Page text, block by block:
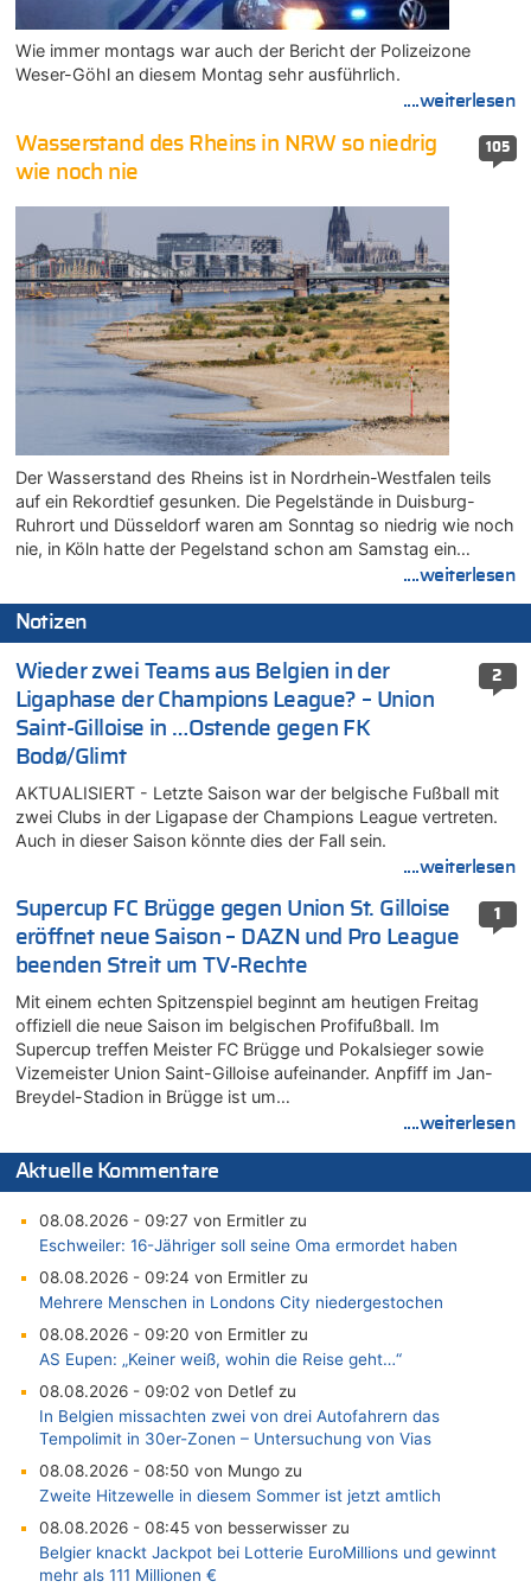
Wie immer montags war auch der Bericht der Polizeizone
Weser-Göhl an diesem Montag sehr ausführlich.
....weiterlesen
105
Wasserstand des Rheins in NRW so niedrig
wie noch nie
Der Wasserstand des Rheins ist in Nordrhein-Westfalen teils
auf ein Rekordtief gesunken. Die Pegelstände in Duisburg-
Ruhrort und Düsseldorf waren am Sonntag so niedrig wie noch
nie, in Köln hatte der Pegelstand schon am Samstag ein…
....weiterlesen
Notizen
2
Wieder zwei Teams aus Belgien in der
Ligaphase der Champions League? – Union
Saint-Gilloise in …Ostende gegen FK
Bodø/Glimt
AKTUALISIERT - Letzte Saison war der belgische Fußball mit
zwei Clubs in der Ligapase der Champions League vertreten.
Auch in dieser Saison könnte dies der Fall sein.
....weiterlesen
1
Supercup FC Brügge gegen Union St. Gilloise
eröffnet neue Saison – DAZN und Pro League
beenden Streit um TV-Rechte
Mit einem echten Spitzenspiel beginnt am heutigen Freitag
offiziell die neue Saison im belgischen Profifußball. Im
Supercup treffen Meister FC Brügge und Pokalsieger sowie
Vizemeister Union Saint-Gilloise aufeinander. Anpfiff im Jan-
Breydel-Stadion in Brügge ist um…
....weiterlesen
Aktuelle Kommentare
08.08.2026 - 09:27 von Ermitler zu
Eschweiler: 16-Jähriger soll seine Oma ermordet haben
08.08.2026 - 09:24 von Ermitler zu
Mehrere Menschen in Londons City niedergestochen
08.08.2026 - 09:20 von Ermitler zu
AS Eupen: „Keiner weiß, wohin die Reise geht…“
08.08.2026 - 09:02 von Detlef zu
In Belgien missachten zwei von drei Autofahrern das
Tempolimit in 30er-Zonen – Untersuchung von Vias
08.08.2026 - 08:50 von Mungo zu
Zweite Hitzewelle in diesem Sommer ist jetzt amtlich
08.08.2026 - 08:45 von besserwisser zu
Belgier knackt Jackpot bei Lotterie EuroMillions und gewinnt
mehr als 111 Millionen €